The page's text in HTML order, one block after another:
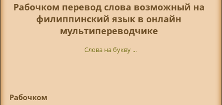
Рабочком перевод слова возможный на
филиппинский язык в онлайн
мультипереводчике
Слова на букву ...
Рабочком